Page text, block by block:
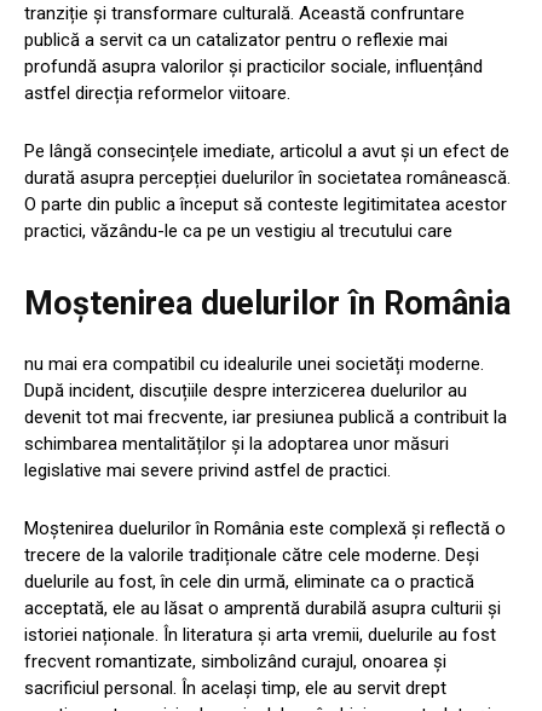
tranziție și transformare culturală. Această confruntare
publică a servit ca un catalizator pentru o reflexie mai
profundă asupra valorilor și practicilor sociale, influențând
astfel direcția reformelor viitoare.
Pe lângă consecințele imediate, articolul a avut și un efect de
durată asupra percepției duelurilor în societatea românească.
O parte din public a început să conteste legitimitatea acestor
practici, văzându-le ca pe un vestigiu al trecutului care
Moștenirea duelurilor în România
nu mai era compatibil cu idealurile unei societăți moderne.
După incident, discuțiile despre interzicerea duelurilor au
devenit tot mai frecvente, iar presiunea publică a contribuit la
schimbarea mentalităților și la adoptarea unor măsuri
legislative mai severe privind astfel de practici.
Moștenirea duelurilor în România este complexă și reflectă o
trecere de la valorile tradiționale către cele moderne. Deși
duelurile au fost, în cele din urmă, eliminate ca o practică
acceptată, ele au lăsat o amprentă durabilă asupra culturii și
istoriei naționale. În literatura și arta vremii, duelurile au fost
frecvent romantizate, simbolizând curajul, onoarea și
sacrificiul personal. În același timp, ele au servit drept